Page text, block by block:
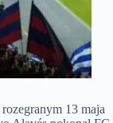
13 maja